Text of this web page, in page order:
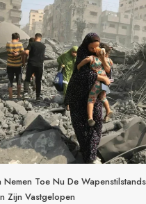
Toe Nu De
Zijn Vastgelopen